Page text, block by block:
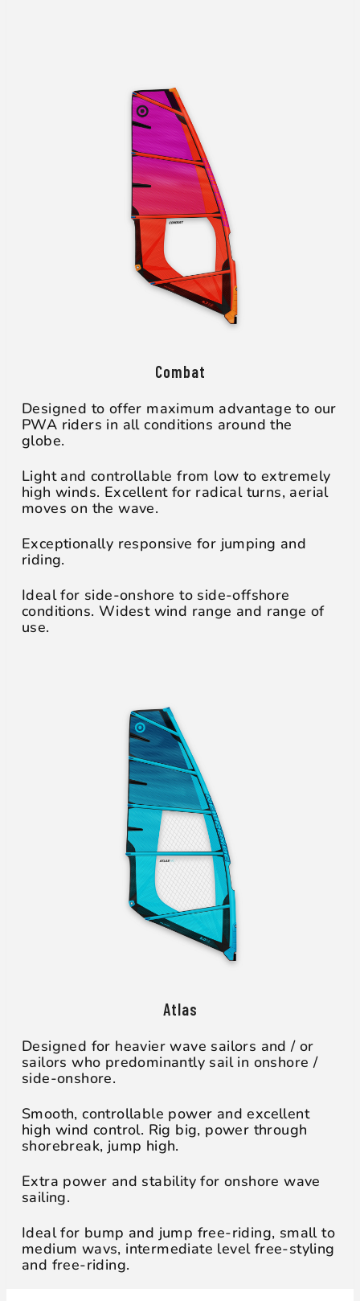
Combat
Designed to offer maximum advantage to our
PWA riders in all conditions around the
globe.
Light and controllable from low to extremely
high winds. Excellent for radical turns, aerial
moves on the wave.
Exceptionally responsive for jumping and
riding.
Ideal for side-onshore to side-offshore
conditions. Widest wind range and range of
use.
Atlas
Designed for heavier wave sailors and / or
sailors who predominantly sail in onshore /
side-onshore.
Smooth, controllable power and excellent
high wind control. Rig big, power through
shorebreak, jump high.
Extra power and stability for onshore wave
sailing.
Ideal for bump and jump free-riding, small to
medium wavs, intermediate level free-styling
and free-riding.